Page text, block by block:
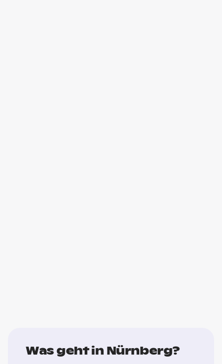
Was geht in Nürnberg?